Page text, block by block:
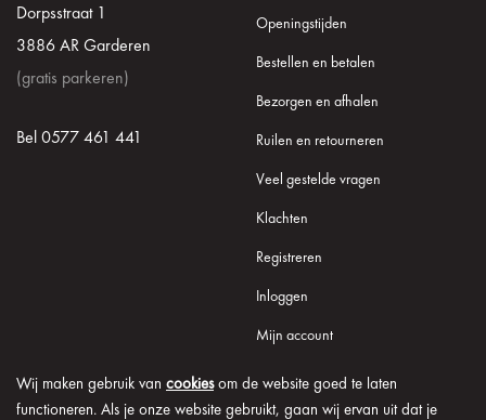
Wij maken gebruik van cookiesom de website goed te laten
functioneren. Als je onze website gebruikt, gaan wij ervan uit dat je
Dorpsstraat 1
3886 AR Garderen
(gratis parkeren)
Bel 0577 461 441
Openingstijden
Bestellen en betalen
Bezorgen en afhalen
Ruilen en retourneren
Veel gestelde vragen
Klachten
Registreren
Inloggen
Mijn account